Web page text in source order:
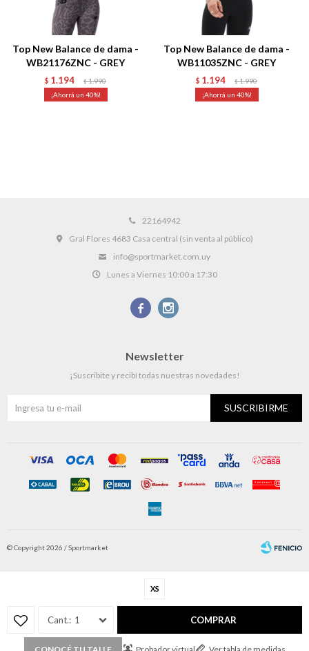
XS
1 COMPRAR
Probador virtual Ver tabla de medidas
Top New Balance de dama -
WB21176ZNC - GREY
$ 1.194 $ 1.990
40
Top New Balance de dama -
WB11035ZNC - GREY
$ 1.194 $ 1.990
40
22164942
Gral Flores 4683 Casa central (sin venta al público)
info@sportmarket.com.uy
Lunes a Viernes 10:00 a 17:30
 
Newsletter
¡Suscribite y recibí todas nuestras novedades!
SUSCRIBIRME
© Copyright 2026 / Sportmarket